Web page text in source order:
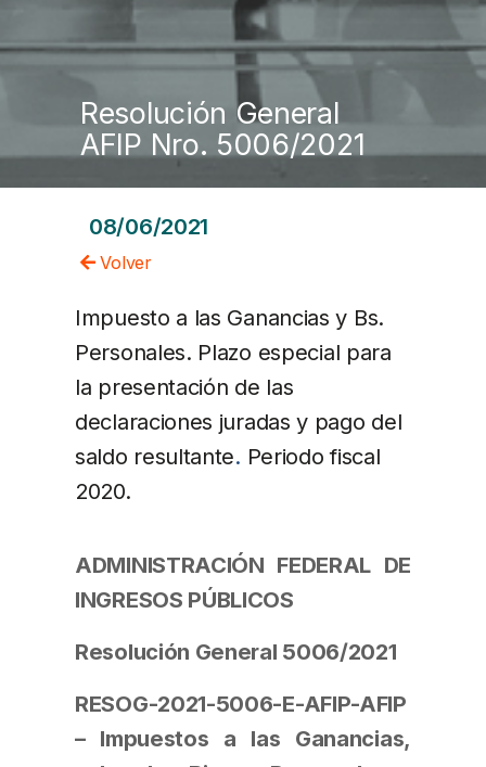
Resolución General
AFIP Nro. 5006/2021
08/06/2021
Volver
Impuesto a las Ganancias y Bs.
Personales. Plazo especial para
la presentación de las
declaraciones juradas y pago del
saldo resultante. Periodo fiscal
2020.
ADMINISTRACIÓN FEDERAL DE
INGRESOS PÚBLICOS
Resolución General 5006/2021
RESOG-2021-5006-E-AFIP-AFIP
– Impuestos a las Ganancias,